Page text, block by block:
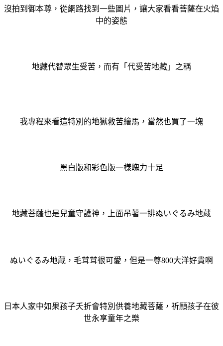
沒拍到御本尊，從網路找到一些圖片，讓大家看看菩薩在火焰
中的姿態
地藏代替眾生受苦，而有「代受苦地藏」之稱
我專程來看這特別的地獄救苦繪馬，當然也買了一塊
黑白版和彩色版一樣魄力十足
地藏菩薩也是兒童守護神， 上面吊著一排ぬいぐるみ地蔵
ぬいぐるみ地蔵，毛茸茸很可愛，但是一尊800大洋好貴啊
日本人家中如果孩子夭折會特別供養地藏菩薩，祈願孩子在彼
世永享童年之樂